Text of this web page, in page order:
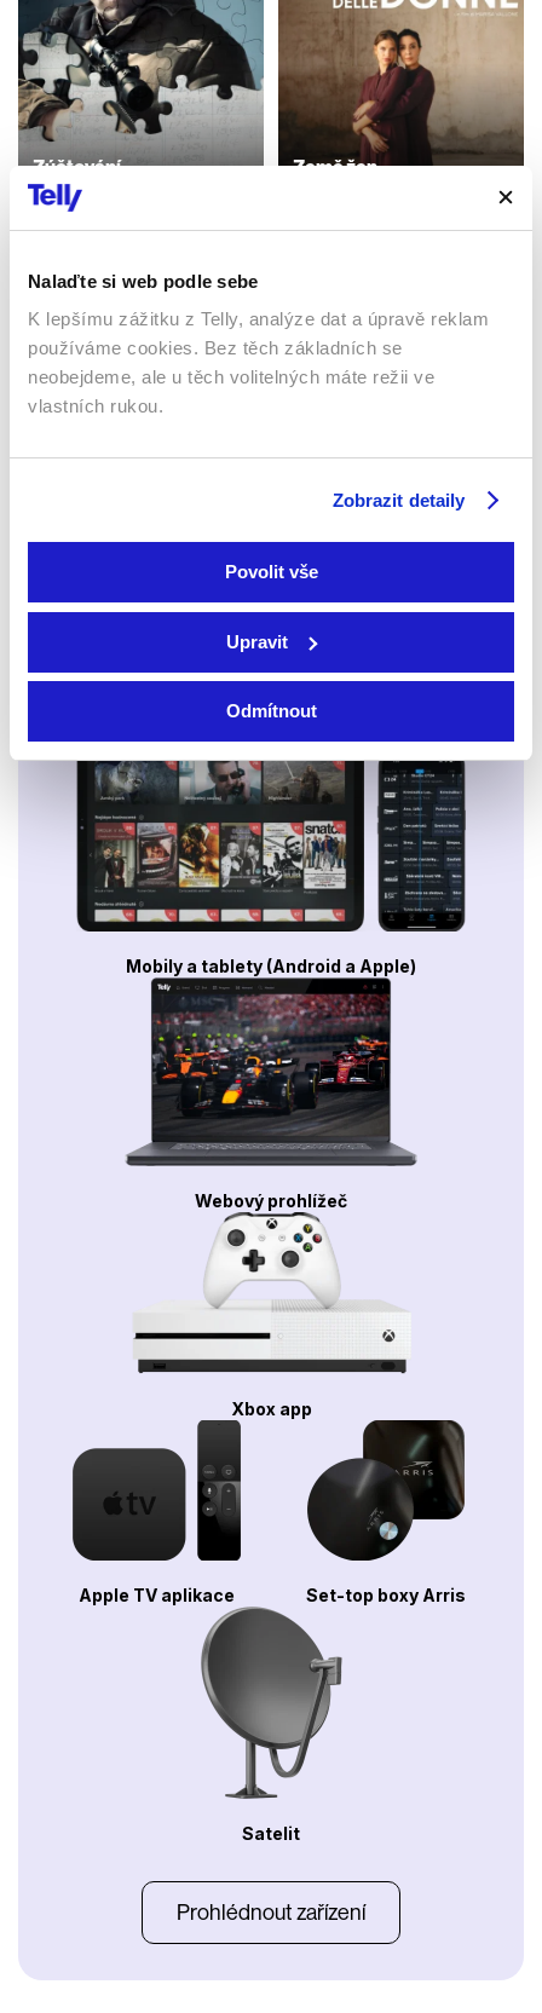
Nalaďte si web podle sebe
K lepšímu zážitku z Telly, analýze dat a úpravě reklam
používáme cookies. Bez těch základních se
neobejdeme, ale u těch volitelných máte režii ve
vlastních rukou.
Zobrazit detaily
Povolit vše
Upravit
Odmítnout
Zúčtování
2016 | USA | 128 min
Filmy / Drama / Akční
Země žen
Sledujte kdekoliv až na 6 zařízeních
Sledovat internetovou televizi jde odkudkoliv
po celé EU, a to až na 6 zařízeních.
Smart TV - Android, Google, Samsung, LG, VIDAA
Mobily a tablety (Android a Apple)
Webový prohlížeč
Xbox app
Apple TV aplikace Set-top boxy Arris
Satelit
Prohlédnout zařízení